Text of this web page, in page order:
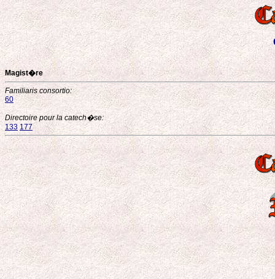
Magist�re
Familiaris consortio:
60
Directoire pour la catech�se:
133 177